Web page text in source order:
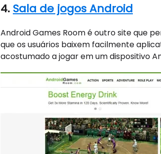
4. Sala de jogos Android
Android Games Room é outro site que
que os usuários baixem facilmente
acostumado a jogar em um dispositivo